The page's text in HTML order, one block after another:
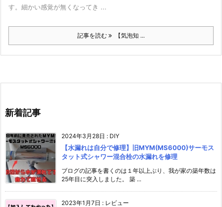
す。細かい感覚が無くなってき ...
記事を読む 【気泡知 ...
新着記事
2024年3月28日 : DIY
【水漏れは自分で修理】旧MYM(MS6000)サーモス
タット式シャワー混合栓の水漏れを修理
ブログの記事を書くのは１年以上ぶり、我が家の築年数は
25年目に突入しました。 築 ...
2023年1月7日 : レビュー